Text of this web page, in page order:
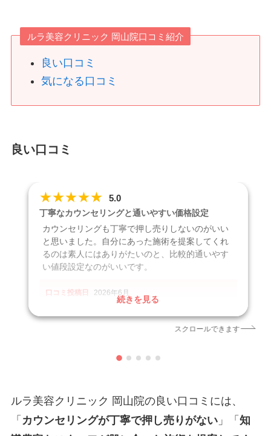
ルラ美容クリニック 岡山院口コミ紹介
良い口コミ
気になる口コミ
良い口コミ
★★★★★ 5.0
丁寧なカウンセリングと通いやすい価格設定
カウンセリングも丁寧で押し売りしないのがいい
と思いました。自分にあった施術を提案してくれ
るのは素人にはありがたいのと、比較的通いやす
い値段設定なのがいいです。
口コミ投稿日
2026年6月
続きを見る
スクロールできます
ルラ美容クリニック 岡山院の良い口コミには、
「 カウンセリングが丁寧で押し売りがない」「 知